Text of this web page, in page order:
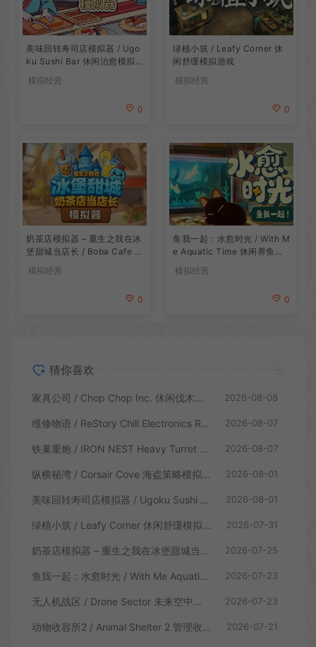
美味回转寿司店模拟器 / Ugo
ku Sushi Bar 休闲治愈模拟
游戏
模拟经营
0
绿植小筑 / Leafy Corner 休
闲舒缓模拟游戏
模拟经营
0
奶茶店模拟器 – 重生之我在冰
堡甜城当店长 / Boba Cafe Si
mulator 模拟经营游戏
模拟经营
0
鱼我一起：水愈时光 / With M
e Aquatic Time 休闲养鱼游
模拟经营
0
猜你喜欢
家具公司 / Chop Chop Inc. 休闲伐木建造模拟游戏 2026-08-08
维修物语 / ReStory Chill Electronics Repairs 拆解修理模拟游戏 2026-08-07
铁巢重炮 / IRON NEST Heavy Turret 柴油朋克重型火炮游戏 2026-08-07
纵横秘湾 / Corsair Cove 海盗策略模拟游戏 2026-08-01
美味回转寿司店模拟器 / Ugoku Sushi Bar 休闲治愈模拟游戏 2026-08-01
绿植小筑 / Leafy Corner 休闲舒缓模拟游戏 2026-07-31
奶茶店模拟器 – 重生之我在冰堡甜城当店长 / Boba Cafe Simulator 模拟经营游戏 2026-07-25
鱼我一起：水愈时光 / With Me Aquatic Time 休闲养鱼游戏 2026-07-23
无人机战区 / Drone Sector 未来空中炮艇游戏 2026-07-23
动物收容所2 / Animal Shelter 2 管理收容模拟游戏 2026-07-21